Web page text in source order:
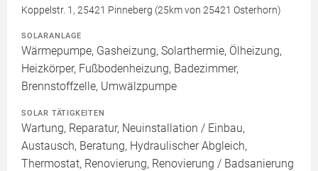
Koppelstr. 1, 25421 Pinneberg (25km von 25421 Osterhorn)
SOLARANLAGE
Wärmepumpe, Gasheizung, Solarthermie, Ölheizung,
Heizkörper, Fußbodenheizung, Badezimmer,
Brennstoffzelle, Umwälzpumpe
SOLAR TÄTIGKEITEN
Wartung, Reparatur, Neuinstallation / Einbau,
Austausch, Beratung, Hydraulischer Abgleich,
Thermostat, Renovierung, Renovierung / Badsanierung